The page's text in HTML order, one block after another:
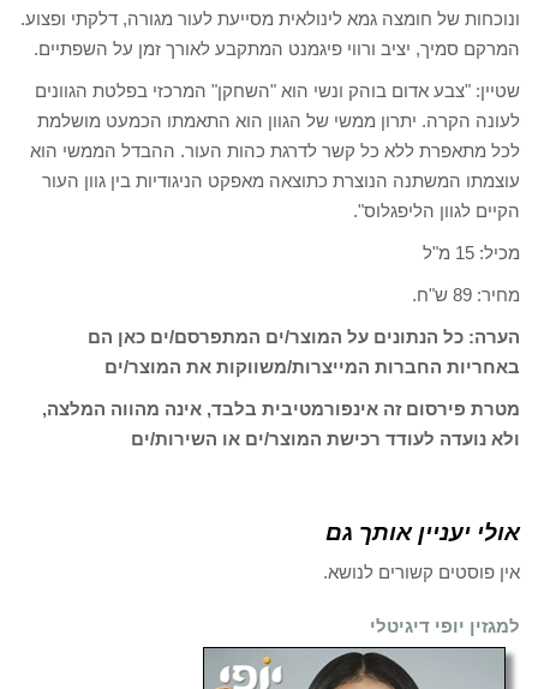
ונוכחות של חומצה גמא לינולאית מסייעת לעור מגורה, דלקתי ופצוע.
המרקם סמיך, יציב ורווי פיגמנט המתקבע לאורך זמן על השפתיים.
שטיין: "צבע אדום בוהק ונשי הוא "השחקן" המרכזי בפלטת הגוונים
לעונה הקרה. יתרון ממשי של הגוון הוא התאמתו הכמעט מושלמת
לכל מתאפרת ללא כל קשר לדרגת כהות העור. ההבדל הממשי הוא
עוצמתו המשתנה הנוצרת כתוצאה מאפקט הניגודיות בין גוון העור
הקיים לגוון הליפגלוס".
מכיל: 15 מ"ל
מחיר: 89 ש"ח.
הערה: כל הנתונים על המוצר/ים המתפרסם/ים כאן הם
באחריות החברות המייצרות/משווקות את המוצר/ים
מטרת פירסום זה אינפורמטיבית בלבד, אינה מהווה המלצה,
ולא נועדה לעודד רכישת המוצר/ים או השירות/ים
אולי יעניין אותך גם
אין פוסטים קשורים לנושא.
למגזין יופי דיגיטלי